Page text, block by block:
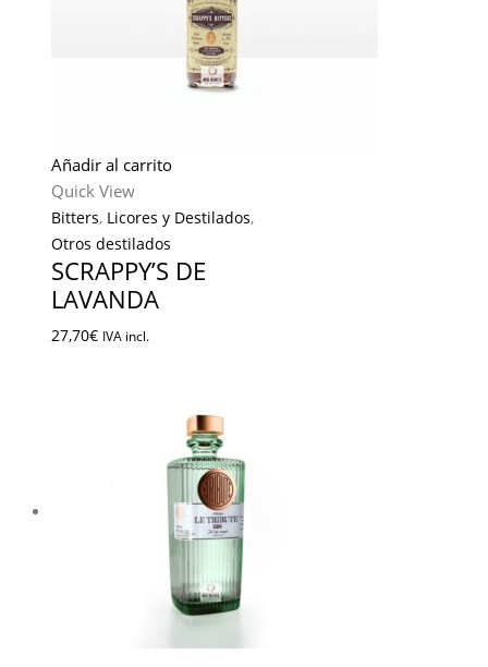
Añadir al carrito
Quick View
Bitters, Licores y Destilados,
Otros destilados
SCRAPPY’S DE
LAVANDA
27,70€ IVA incl.